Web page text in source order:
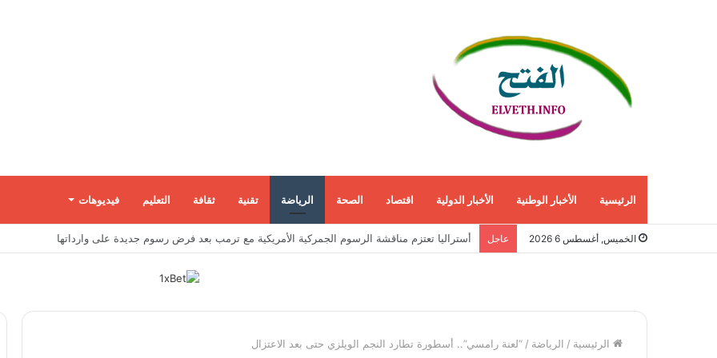
الرئيسية الأخبار الوطنية الأخبار الدولية اقتصاد الصحة الرياضة تقنية ثقافة التعليم فيديوهات
الخميس, أغسطس 6 2026 عاجل إيران توسّع حرب الاستخبارات داخل إسرائيل عبر تجنيد مواطنين بمهام تبدأ بسيطة وتنتهي بالتجسس العسكري
الرئيسية / الرياضة / “لعنة رامسي”.. أسطورة تطارد النجم الويلزي حتى بعد الاعتزال